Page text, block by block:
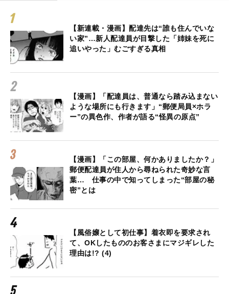
【新連載・漫画】配達先は“誰も住んでいな
い家”…新人配達員が目撃した「姉妹を死に
追いやった」むごすぎる真相
【漫画】「配達員は、普通なら踏み込まない
ような場所にも行きます」“郵便局員×ホラ
ー”の異色作、作者が語る“怪異の原点”
【漫画】「この部屋、何かありましたか？」
郵便配達員が住人から尋ねられた奇妙な言
葉… 仕事の中で知ってしまった“部屋の秘
密”とは
【風俗嬢として初仕事】着衣即を要求され
て、OKしたもののお客さまにマジギレした
理由は!? (4)